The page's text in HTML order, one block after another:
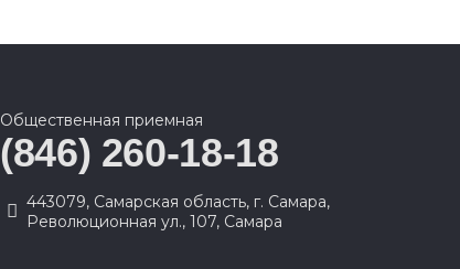
Общественная приемная
(846) 260-18-18
443079, Самарская область, г. Самара,
Революционная ул., 107, Самара